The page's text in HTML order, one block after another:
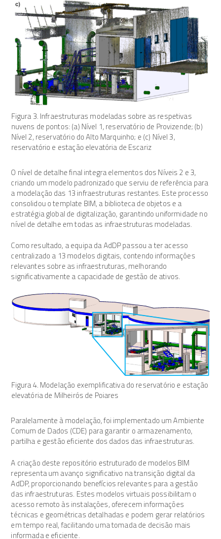
Figura 3. Infraestruturas modeladas sobre as respetivas
nuvens de pontos: (a) Nível 1, reservatório de Provizende; (b)
Nível 2, reservatório do Alto Marquinho; e (c) Nível 3,
reservatório e estação elevatória de Escariz
O nível de detalhe final integra elementos dos Níveis 2 e 3,
criando um modelo padronizado que serviu de referência para
a modelação das 13 infraestruturas restantes. Este processo
consolidou o template BIM, a biblioteca de objetos e a
estratégia global de digitalização, garantindo uniformidade no
nível de detalhe em todas as infraestruturas modeladas.
Como resultado, a equipa da AdDP passou a ter acesso
centralizado a 13 modelos digitais, contendo informações
relevantes sobre as infraestruturas, melhorando
significativamente a capacidade de gestão de ativos.
Figura 4. Modelação exemplificativa do reservatório e estação
elevatória de Milheirós de Poiares
Paralelamente à modelação, foi implementado um Ambiente
Comum de Dados (CDE) para garantir o armazenamento,
partilha e gestão eficiente dos dados das infraestruturas.
A criação deste repositório estruturado de modelos BIM
representa um avanço significativo na transição digital da
AdDP, proporcionando benefícios relevantes para a gestão
das infraestruturas. Estes modelos virtuais possibilitam o
acesso remoto às instalações, oferecem informações
técnicas e geométricas detalhadas e podem gerar relatórios
em tempo real, facilitando uma tomada de decisão mais
informada e eficiente.